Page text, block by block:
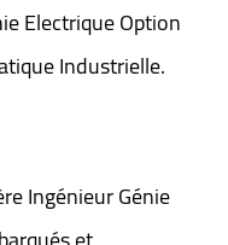
Electrique Option
Industrielle.
Ingénieur Génie